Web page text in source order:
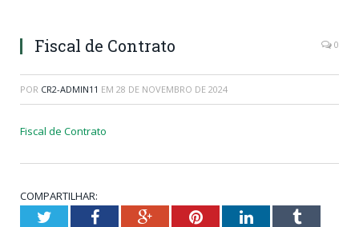
Fiscal de Contrato 0
POR CR2-ADMIN11 EM 28 DE NOVEMBRO DE 2024
Fiscal de Contrato
COMPARTILHAR:
TwitterFacebookGoogle+PinterestLinkedInTumblr